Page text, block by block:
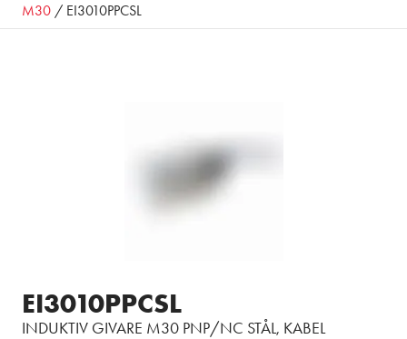
M30 / EI3010PPCSL
EI3010PPCSL
INDUKTIV GIVARE M30 PNP/NC STÅL, KABEL